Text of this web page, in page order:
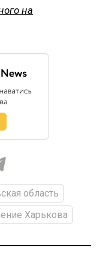
на
область
Харькова